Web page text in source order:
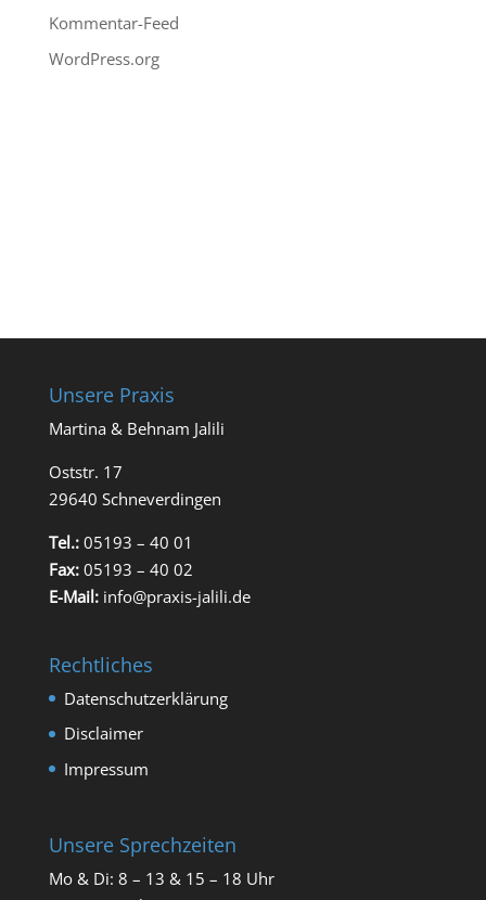
Kommentar-Feed
WordPress.org
Unsere Praxis
Martina & Behnam Jalili
Oststr. 17
29640 Schneverdingen
Tel.:05193 – 40 01
Fax:05193 – 40 02
E-Mail:info@praxis-jalili.de
Rechtliches
Datenschutzerklärung
Disclaimer
Impressum
Unsere Sprechzeiten
Mo & Di: 8 – 13 & 15 – 18 Uhr